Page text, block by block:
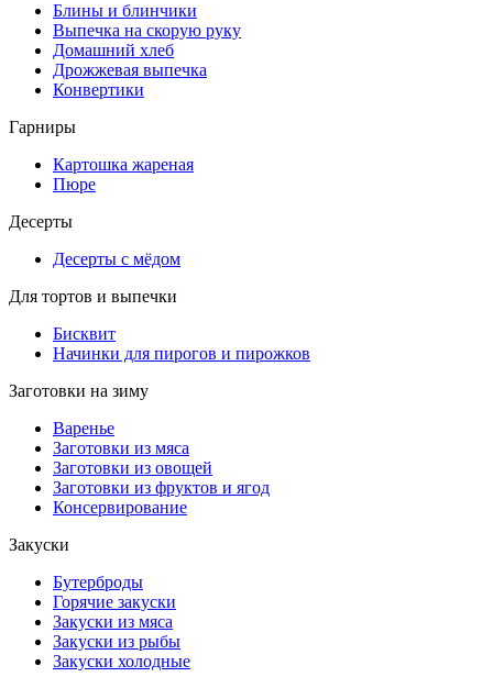
Блины и блинчики
Выпечка на скорую руку
Домашний хлеб
Дрожжевая выпечка
Конвертики
Гарниры
Картошка жареная
Пюре
Десерты
Десерты с мёдом
Для тортов и выпечки
Бисквит
Начинки для пирогов и пирожков
Заготовки на зиму
Варенье
Заготовки из мяса
Заготовки из овощей
Заготовки из фруктов и ягод
Консервирование
Закуски
Бутерброды
Горячие закуски
Закуски из мяса
Закуски из рыбы
Закуски холодные